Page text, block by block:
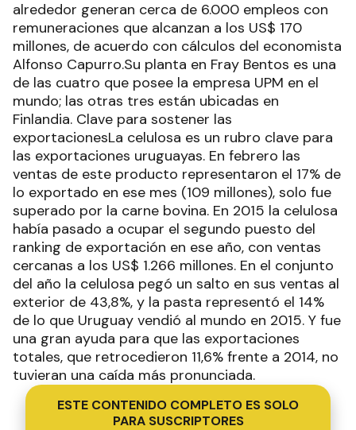
alrededor generan cerca de 6.000 empleos con
remuneraciones que alcanzan a los US$ 170
millones, de acuerdo con cálculos del economista
Alfonso Capurro.Su planta en Fray Bentos es una
de las cuatro que posee la empresa UPM en el
mundo; las otras tres están ubicadas en
Finlandia. Clave para sostener las
exportacionesLa celulosa es un rubro clave para
las exportaciones uruguayas. En febrero las
ventas de este producto representaron el 17% de
lo exportado en ese mes (109 millones), solo fue
superado por la carne bovina. En 2015 la celulosa
había pasado a ocupar el segundo puesto del
ranking de exportación en ese año, con ventas
cercanas a los US$ 1.266 millones. En el conjunto
del año la celulosa pegó un salto en sus ventas al
exterior de 43,8%, y la pasta representó el 14%
de lo que Uruguay vendió al mundo en 2015. Y fue
una gran ayuda para que las exportaciones
totales, que retrocedieron 11,6% frente a 2014, no
tuvieran una caída más pronunciada.
ESTE CONTENIDO COMPLETO ES SOLO
PARA SUSCRIPTORES